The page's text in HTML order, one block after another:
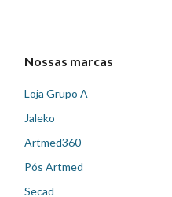
Nossas marcas
Loja Grupo A
Jaleko
Artmed360
Pós Artmed
Secad